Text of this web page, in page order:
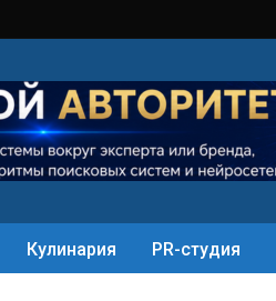
Кулинария PR-студия